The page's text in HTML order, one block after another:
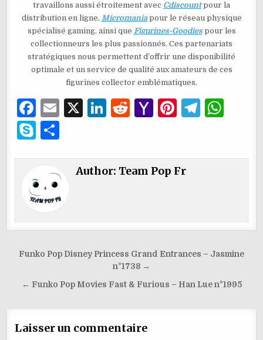
travaillons aussi étroitement avec Cdiscountpour la
distribution en ligne, Micromaniapour le réseau physique
spécialisé gaming, ainsi que Figurines-Goodiespour les
collectionneurs les plus passionnés. Ces partenariats
stratégiques nous permettent d’offrir une disponibilité
optimale et un service de qualité aux amateurs de ces
figurines collector emblématiques.
F
a
c
e
b
o
o
E
l
X
Li
e
R
di
Y
o
ai
Pi
re
T
g s
p
S
p
e
ta
g
er
Author: Team Pop Fr
Navigation
l’article
Funko Pop Disney Princess Grand Entrances – Jasmine
n°1738 →
← Funko Pop Movies Fast & Furious – Han Lue n°1995
Laisser un commentaire